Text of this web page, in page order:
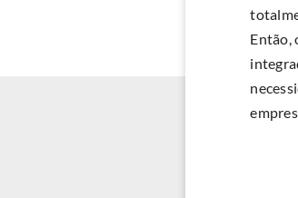
Então,